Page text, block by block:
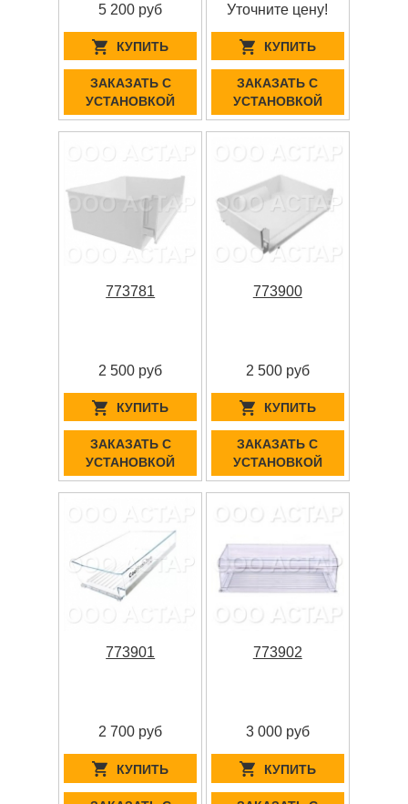
5 200 руб
КУПИТЬ
ЗАКАЗАТЬ С
УСТАНОВКОЙ
Уточните цену!
КУПИТЬ
ЗАКАЗАТЬ С
УСТАНОВКОЙ
773781
2 500 руб
КУПИТЬ
ЗАКАЗАТЬ С
УСТАНОВКОЙ
773900
2 500 руб
КУПИТЬ
ЗАКАЗАТЬ С
УСТАНОВКОЙ
773901
2 700 руб
КУПИТЬ
773902
3 000 руб
КУПИТЬ